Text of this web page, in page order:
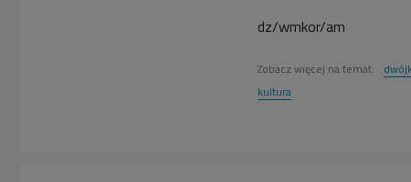
dz/wmkor/am
Zobacz więcej na temat:
kultura